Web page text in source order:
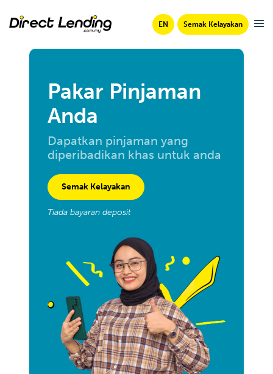
EN Semak Kelayakan
Pakar Pinjaman
Anda
Dapatkan pinjaman yang
diperibadikan khas untuk anda
Semak Kelayakan
Tiada bayaran deposit